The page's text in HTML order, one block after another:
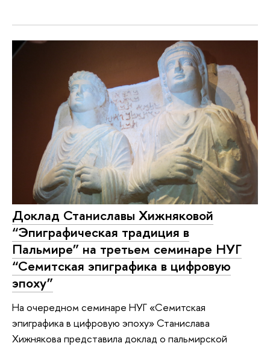
Доклад Станиславы Хижняковой
“Эпиграфическая традиция в
Пальмире” на третьем семинаре НУГ
“Семитская эпиграфика в цифровую
эпоху”
На очередном семинаре НУГ «Семитская
эпиграфика в цифровую эпоху» Станислава
Хижнякова представила доклад о пальмирской